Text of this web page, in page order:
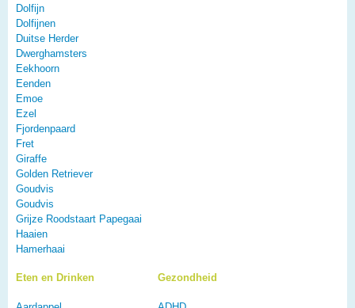
Dolfijn
Dolfijnen
Duitse Herder
Dwerghamsters
Eekhoorn
Eenden
Emoe
Ezel
Fjordenpaard
Fret
Giraffe
Golden Retriever
Goudvis
Goudvis
Grijze Roodstaart Papegaai
Haaien
Hamerhaai
Eten en Drinken Gezondheid